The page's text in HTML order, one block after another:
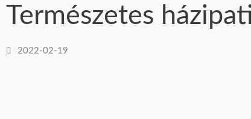
Természetes
2022-02-19